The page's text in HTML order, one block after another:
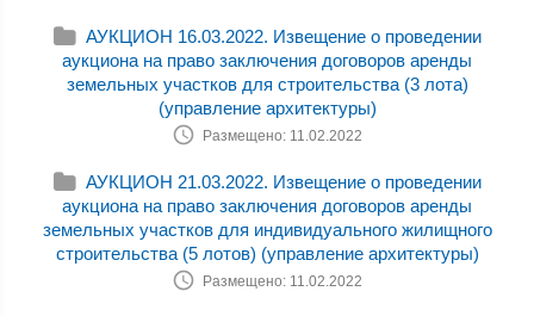
АУКЦИОН 16.03.2022. Извещение о проведении
аукциона на право заключения договоров аренды
земельных участков для строительства (3 лота)
(управление архитектуры)
Размещено: 11.02.2022
АУКЦИОН 21.03.2022. Извещение о проведении
аукциона на право заключения договоров аренды
земельных участков для индивидуального жилищного
строительства (5 лотов) (управление архитектуры)
Размещено: 11.02.2022